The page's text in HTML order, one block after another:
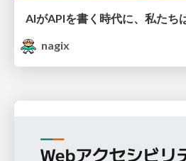
AIがAPIを書く時代に、私たち
nagix